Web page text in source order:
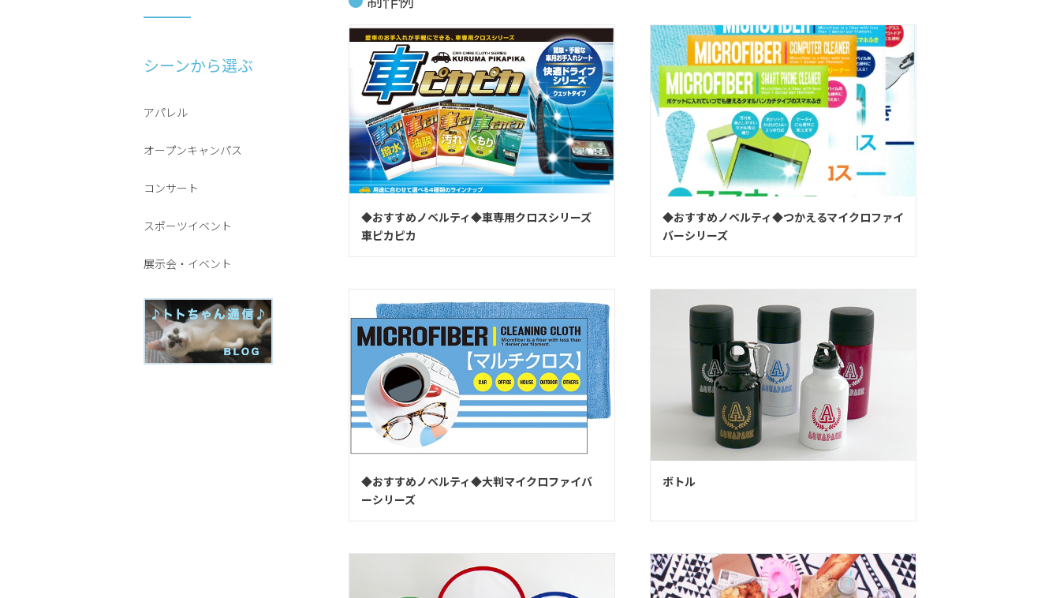
シーンから選ぶ
アパレル
オープンキャンパス
コンサート
スポーツイベント
展示会・イベント
◆おすすめノベルティ◆車専用クロスシリーズ
車ピカピカ
◆おすすめノベルティ◆つかえるマイクロファイ
バーシリーズ
◆おすすめノベルティ◆大判マイクロファイバ
ーシリーズ
ボトル